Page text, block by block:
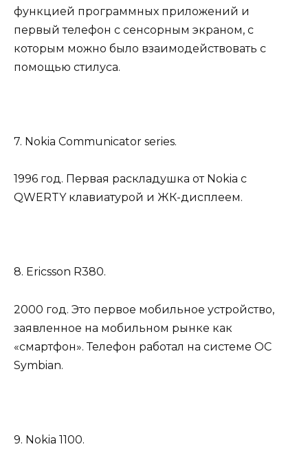
функцией программных приложений и
первый телефон с сенсорным экраном, с
которым можно было взаимодействовать с
помощью стилуса.
7. Nokia Communicator series.
1996 год. Первая раскладушка от Nokia с
QWERTY клавиатурой и ЖК-дисплеем.
8. Ericsson R380.
2000 год. Это первое мобильное устройство,
заявленное на мобильном рынке как
«смартфон». Телефон работал на системе ОС
Symbian.
9. Nokia 1100.